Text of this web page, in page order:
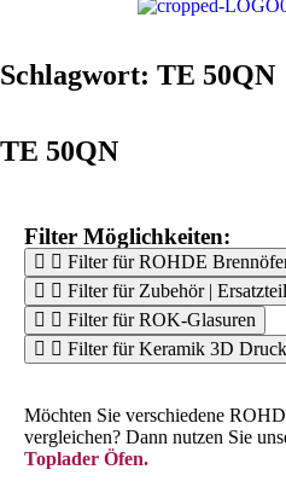
Schlagwort: TE 50QN
TE 50QN
Filter Möglichkeiten:
Filter für ROHDE
Filter für Zubehör |
Filter für ROK-Glasuren
Filter für Keramik 3D
Möchten Sie verschiedene
vergleichen? Dann nutzen Sie
Toplader Öfen.